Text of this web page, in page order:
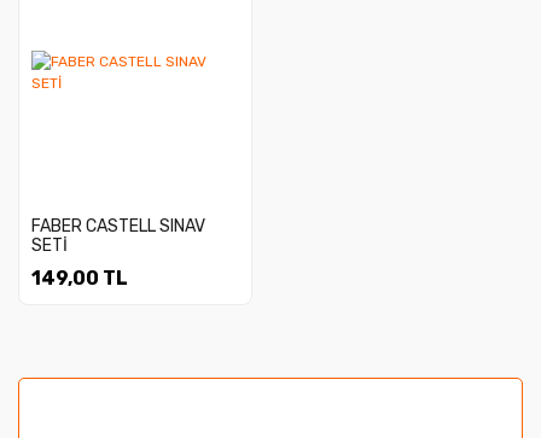
FABER CASTELL SINAV
SETİ
149,00 TL